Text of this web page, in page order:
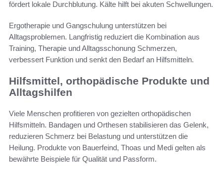
fördert lokale Durchblutung. Kälte hilft bei akuten Schwellungen.
Ergotherapie und Gangschulung unterstützen bei
Alltagsproblemen. Langfristig reduziert die Kombination aus
Training, Therapie und Alltagsschonung Schmerzen,
verbessert Funktion und senkt den Bedarf an Hilfsmitteln.
Hilfsmittel, orthopädische Produkte und
Alltagshilfen
Viele Menschen profitieren von gezielten orthopädischen
Hilfsmitteln. Bandagen und Orthesen stabilisieren das Gelenk,
reduzieren Schmerz bei Belastung und unterstützen die
Heilung. Produkte von Bauerfeind, Thoas und Medi gelten als
bewährte Beispiele für Qualität und Passform.